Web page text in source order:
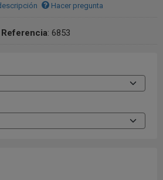
Hacer pregunta
Referencia: 6853